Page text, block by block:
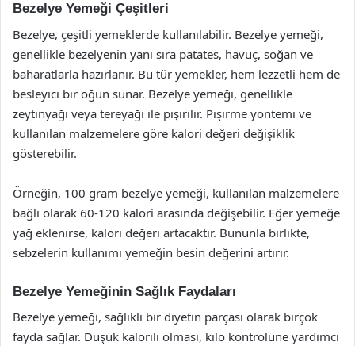
Bezelye Yemeği Çeşitleri
Bezelye, çeşitli yemeklerde kullanılabilir. Bezelye yemeği,
genellikle bezelyenin yanı sıra patates, havuç, soğan ve
baharatlarla hazırlanır. Bu tür yemekler, hem lezzetli hem de
besleyici bir öğün sunar. Bezelye yemeği, genellikle
zeytinyağı veya tereyağı ile pişirilir. Pişirme yöntemi ve
kullanılan malzemelere göre kalori değeri değişiklik
gösterebilir.
Örneğin, 100 gram bezelye yemeği, kullanılan malzemelere
bağlı olarak 60-120 kalori arasında değişebilir. Eğer yemeğe
yağ eklenirse, kalori değeri artacaktır. Bununla birlikte,
sebzelerin kullanımı yemeğin besin değerini artırır.
Bezelye Yemeğinin Sağlık Faydaları
Bezelye yemeği, sağlıklı bir diyetin parçası olarak birçok
fayda sağlar. Düşük kalorili olması, kilo kontrolüne yardımcı